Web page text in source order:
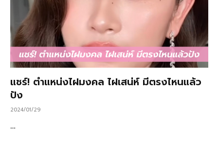
แชร์! ตำแหน่งไฝมงคล ไฝเสน่ห์ มีตรงไหนแล้ว
ปัง
2024/01/29
…